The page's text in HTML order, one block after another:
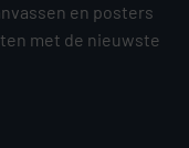
en posters
met de nieuwste